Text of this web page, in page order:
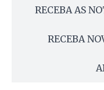
RECEBA AS
RECEBA